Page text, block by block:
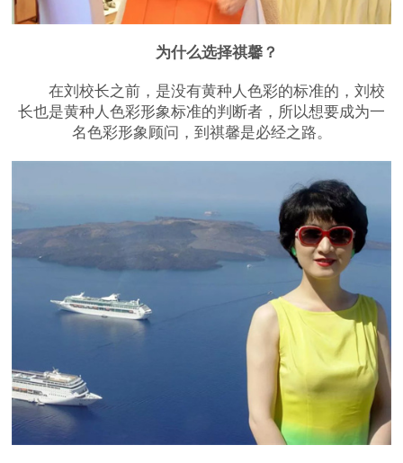
为什么选择祺馨？
在刘校长之前，是没有黄种人色彩的标准的，刘校
长也是黄种人色彩形象标准的判断者，所以想要成为一
名色彩形象顾问，到祺馨是必经之路。